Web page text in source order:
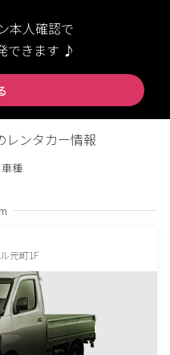
本人確認で
できます ♪
レンタカー情報
種
元町1F